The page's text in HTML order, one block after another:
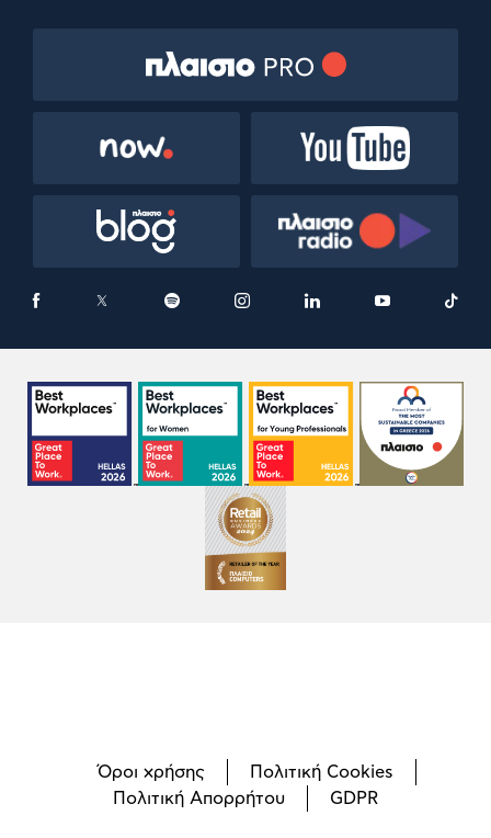
Όροι χρήσης
Πολιτική Cookies
Πολιτική Απορρήτου
GDPR